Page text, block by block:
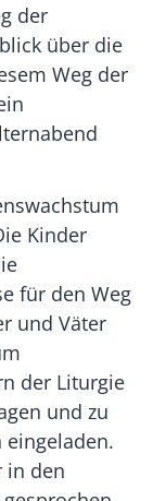
der
über die
Weg der
Kinder
für den Weg
und Väter
der Liturgie
und zu
eingeladen.
in den